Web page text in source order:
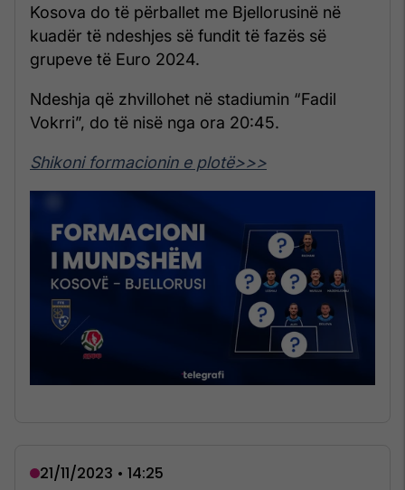
Kosova do të përballet me Bjellorusinë në
kuadër të ndeshjes së fundit të fazës së
grupeve të Euro 2024.
Ndeshja që zhvillohet në stadiumin “Fadil
Vokrri”, do të nisë nga ora 20:45.
Shikoni formacionin e plotë>>>
21/11/2023 • 14:25